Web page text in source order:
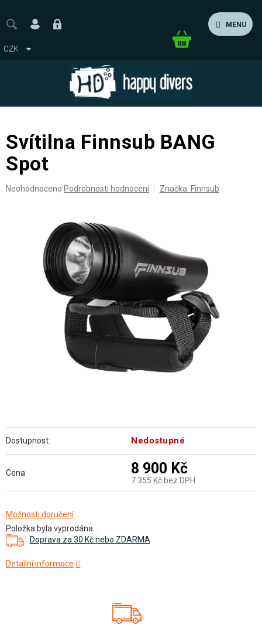
obsah
MENU
CZK
Nákupní
Svítilna Finnsub BANG
Spot
Průměrné
hvězdiček.
Neohodnoceno Podrobnosti hodnocení Značka: Finnsub
Doprava za 30 Kč nebo ZDARMA
Detailní informace
Dostupnost: Nedostupné
Cena 8 900 Kč
7 355 Kč bez DPH
Možnosti doručení
Položka byla vyprodána…